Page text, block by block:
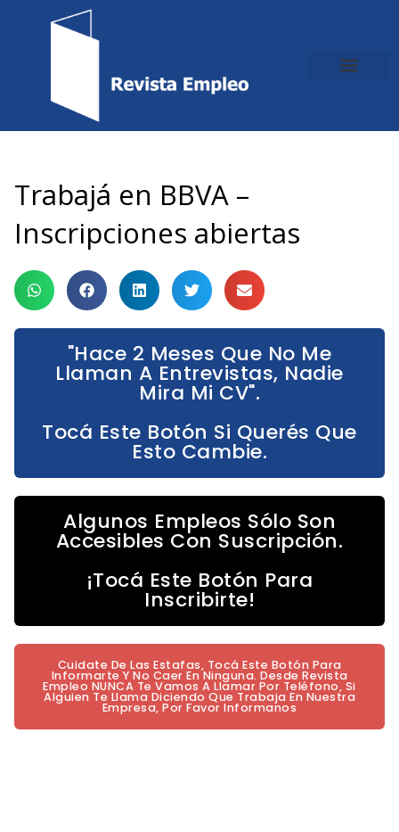
Trabajá en BBVA –
Inscripciones abiertas
"Hace 2 Meses Que No Me
Llaman A Entrevistas, Nadie
Mira Mi CV".
Tocá Este Botón Si Querés Que
Esto Cambie.
Algunos Empleos Sólo Son
Accesibles Con Suscripción.
¡Tocá Este Botón Para
Inscribirte!
Cuidate De Las Estafas, Tocá Este Botón Para
Informarte Y No Caer En Ninguna. Desde Revista
Empleo NUNCA Te Vamos A Llamar Por Teléfono, Si
Alguien Te Llama Diciendo Que Trabaja En Nuestra
Empresa, Por Favor Informanos